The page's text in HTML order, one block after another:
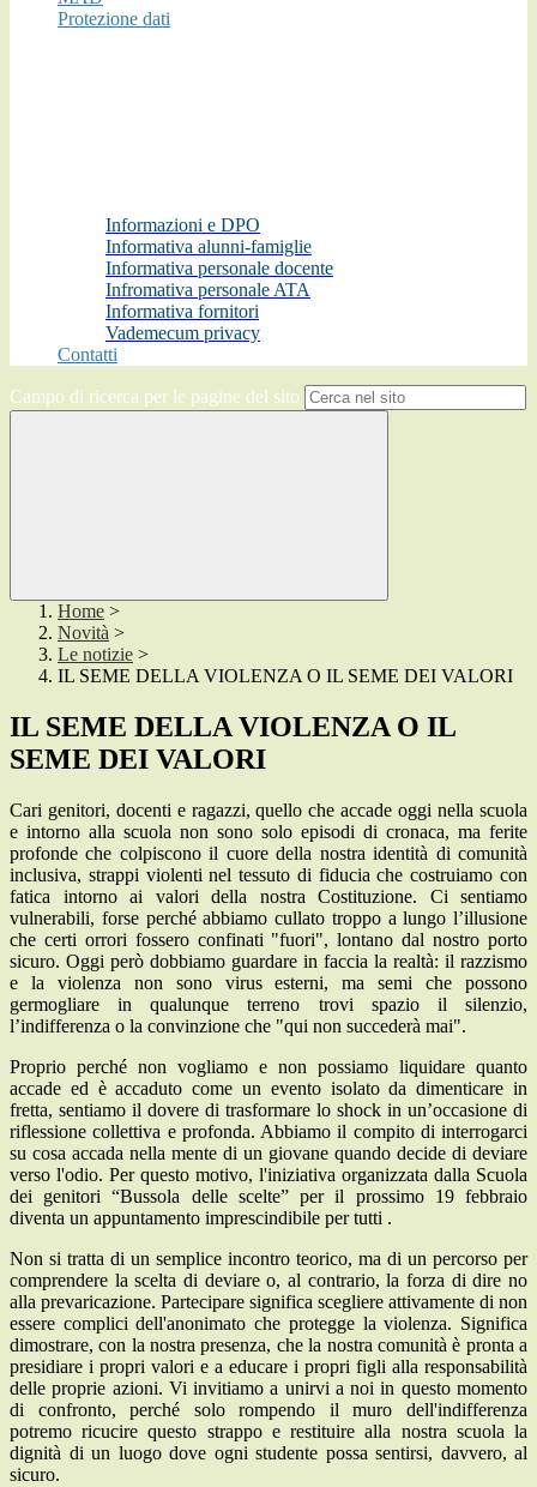
Protezione dati
Informazioni e DPO
Informativa alunni-famiglie
Informativa personale docente
Infromativa personale ATA
Informativa fornitori
Vademecum privacy
Contatti
Campo di ricerca per le pagine del sito
Home >
Novità >
Le notizie >
IL SEME DELLA VIOLENZA O IL SEME DEI VALORI
IL SEME DELLA VIOLENZA O IL
SEME DEI VALORI
Cari genitori, docenti e ragazzi, quello che accade oggi nella scuola
e intorno alla scuola non sono solo episodi di cronaca, ma ferite
profonde che colpiscono il cuore della nostra identità di comunità
inclusiva, strappi violenti nel tessuto di fiducia che costruiamo con
fatica intorno ai valori della nostra Costituzione. Ci sentiamo
vulnerabili, forse perché abbiamo cullato troppo a lungo l’illusione
che certi orrori fossero confinati "fuori", lontano dal nostro porto
sicuro. Oggi però dobbiamo guardare in faccia la realtà: il razzismo
e la violenza non sono virus esterni, ma semi che possono
germogliare in qualunque terreno trovi spazio il silenzio,
l’indifferenza o la convinzione che "qui non succederà mai".
Proprio perché non vogliamo e non possiamo liquidare quanto
accade ed è accaduto come un evento isolato da dimenticare in
fretta, sentiamo il dovere di trasformare lo shock in un’occasione di
riflessione collettiva e profonda. Abbiamo il compito di interrogarci
su cosa accada nella mente di un giovane quando decide di deviare
verso l'odio. Per questo motivo, l'iniziativa organizzata dalla Scuola
dei genitori “Bussola delle scelte” per il prossimo 19 febbraio
diventa un appuntamento imprescindibile per tutti .
Non si tratta di un semplice incontro teorico, ma di un percorso per
comprendere la scelta di deviare o, al contrario, la forza di dire no
alla prevaricazione. Partecipare significa scegliere attivamente di non
essere complici dell'anonimato che protegge la violenza. Significa
dimostrare, con la nostra presenza, che la nostra comunità è pronta a
presidiare i propri valori e a educare i propri figli alla responsabilità
delle proprie azioni. Vi invitiamo a unirvi a noi in questo momento
di confronto, perché solo rompendo il muro dell'indifferenza
potremo ricucire questo strappo e restituire alla nostra scuola la
dignità di un luogo dove ogni studente possa sentirsi, davvero, al
sicuro.